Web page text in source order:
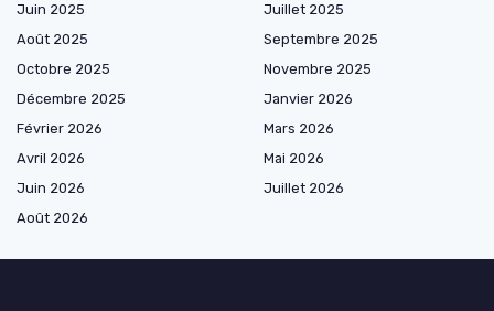
Juin 2025
Juillet 2025
Août 2025
Septembre 2025
Octobre 2025
Novembre 2025
Décembre 2025
Janvier 2026
Février 2026
Mars 2026
Avril 2026
Mai 2026
Juin 2026
Juillet 2026
Août 2026